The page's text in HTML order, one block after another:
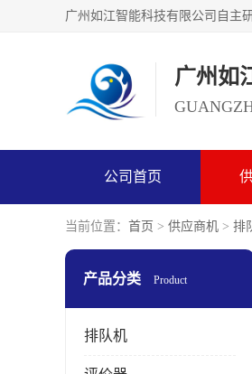
广州如
公司首页
当前位置： 首页 > 供应商机 > 排
产品分类 Product
排队机